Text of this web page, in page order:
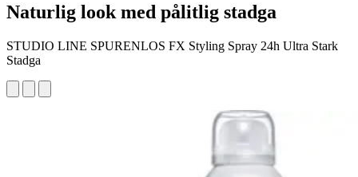
Naturlig look med pålitlig stadga
STUDIO LINE SPURENLOS FX Styling Spray 24h Ultra Stark
Stadga